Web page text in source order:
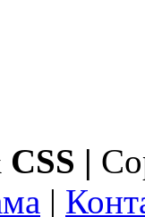
CSS |
|